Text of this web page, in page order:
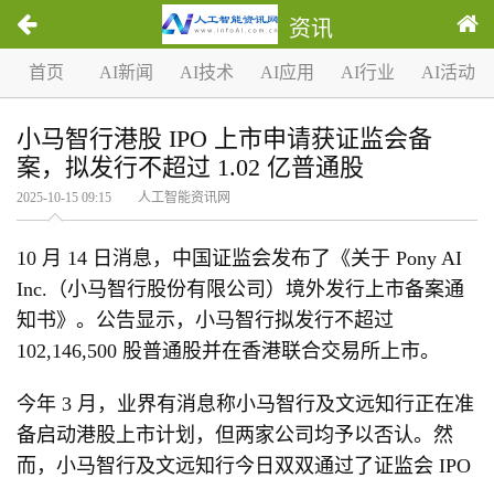
资讯
首页 AI新闻 AI技术 AI应用 AI行业 AI活动
小马智行港股 IPO 上市申请获证监会备
案，拟发行不超过 1.02 亿普通股
2025-10-15 09:15 人工智能资讯网
10 月 14 日消息，中国证监会发布了《关于 Pony AI
Inc.（小马智行股份有限公司）境外发行上市备案通
知书》。公告显示，小马智行拟发行不超过
102,146,500 股普通股并在香港联合交易所上市。
今年 3 月，业界有消息称小马智行及文远知行正在准
备启动港股上市计划，但两家公司均予以否认。然
而，小马智行及文远知行今日双双通过了证监会 IPO